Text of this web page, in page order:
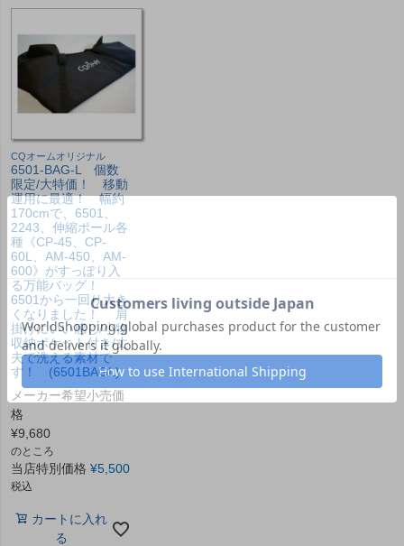
CQオームオリジナル
6501-BAG-L 個数
限定/大特価！ 移動
運用に最適！ 幅約
170cmで、6501、
2243、伸縮ポール各
種《CP-45、CP-
60L、AM-450、AM-
600》がすっぽり入
る万能バッグ！
6501から一回り大き
くなりました！ 肩
掛けにいい感じ/小物
収納ポケット付き/丈
夫で洗える素材で
す！ (6501BAGL)
メーカー希望小売価
格
¥9,680
のところ
当店特別価格 ¥5,500
税込
カートに入れ
る